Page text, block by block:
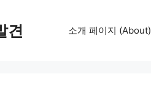
견 소개 페이지 (About)